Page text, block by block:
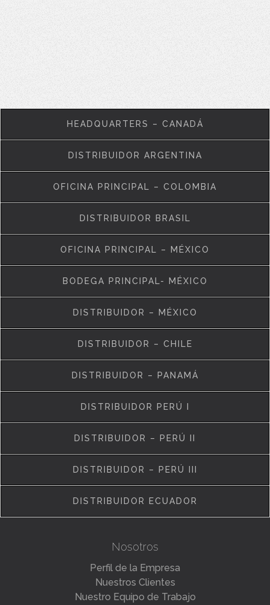
HEADQUARTERS – CANADÁ
DISTRIBUIDOR ARGENTINA
OFICINA PRINCIPAL – COLOMBIA
DISTRIBUIDOR BRASIL
OFICINA PRINCIPAL – MÉXICO
BODEGA PRINCIPAL- MÉXICO
DISTRIBUIDOR – MÉXICO
DISTRIBUIDOR – CHILE
DISTRIBUIDOR – PANAMÁ
DISTRIBUIDOR PERÚ I
DISTRIBUIDOR – PERÚ II
DISTRIBUIDOR – PERÚ III
DISTRIBUIDOR ECUADOR
Nosotros
Perfil de la Empresa
Nuestros Clientes
Nuestro Equipo de Trabajo